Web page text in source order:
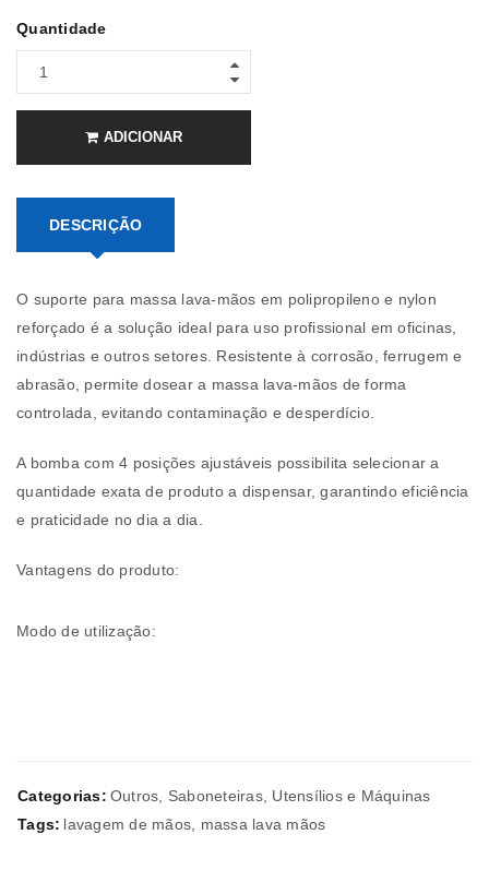
Quantidade
ADICIONAR
DESCRIÇÃO
O suporte para massa lava-mãos em polipropileno e nylon
reforçado é a solução ideal para uso profissional em oficinas,
indústrias e outros setores. Resistente à corrosão, ferrugem e
abrasão, permite dosear a massa lava-mãos de forma
controlada, evitando contaminação e desperdício.
A bomba com 4 posições ajustáveis possibilita selecionar a
quantidade exata de produto a dispensar, garantindo eficiência
e praticidade no dia a dia.
Vantagens do produto:
Modo de utilização:
Categorias: Outros, Saboneteiras, Utensílios e Máquinas
Tags: lavagem de mãos, massa lava mãos